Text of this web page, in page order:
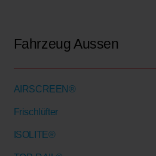
Fahrzeug Aussen
AIRSCREEN®
Frischlüfter
ISOLITE®